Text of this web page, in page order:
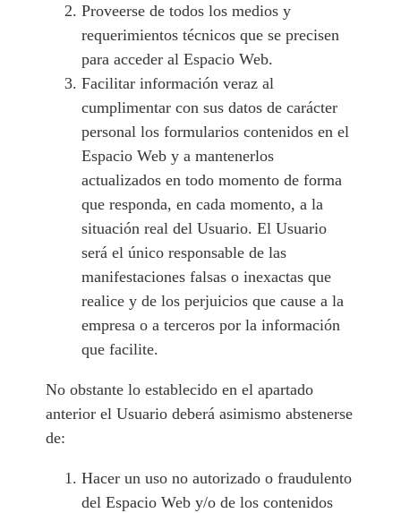
Proveerse de todos los medios y
requerimientos técnicos que se precisen
para acceder al Espacio Web.
Facilitar información veraz al
cumplimentar con sus datos de carácter
personal los formularios contenidos en el
Espacio Web y a mantenerlos
actualizados en todo momento de forma
que responda, en cada momento, a la
situación real del Usuario. El Usuario
será el único responsable de las
manifestaciones falsas o inexactas que
realice y de los perjuicios que cause a la
empresa o a terceros por la información
que facilite.
No obstante lo establecido en el apartado
anterior el Usuario deberá asimismo abstenerse
de:
Hacer un uso no autorizado o fraudulento
del Espacio Web y/o de los contenidos